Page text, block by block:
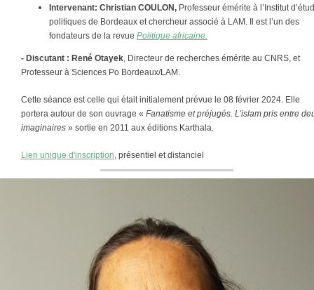
Intervenant: Christian COULON, Professeur émérite à l’Institut
politiques de Bordeaux et chercheur associé à LAM. Il est l’un des
fondateurs de la revue Politique africaine.
- Discutant : René Otayek, Directeur de recherches émérite au CNRS, et
Professeur à Sciences Po Bordeaux/LAM.
Cette séance est celle qui était initialement prévue le 08 février 2024. Elle
portera autour de son ouvrage « Fanatisme et préjugés. L’islam pris entre
imaginaires » sortie en 2011 aux éditions Karthala.
Lien unique d'inscription, présentiel et distanciel